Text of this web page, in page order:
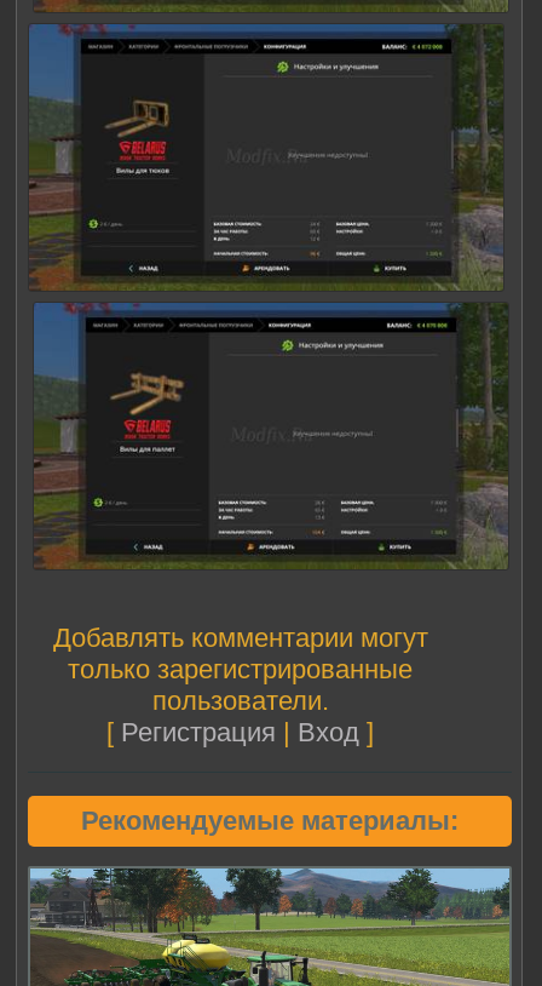
Добавлять комментарии могут
только зарегистрированные
пользователи.
[ Регистрация | Вход ]
Рекомендуемые материалы: